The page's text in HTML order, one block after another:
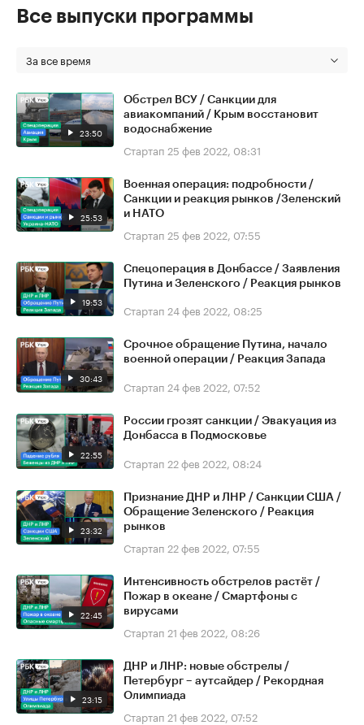
Все выпуски программы
За все время
23:50
Обстрел ВСУ / Санкции для
авиакомпаний / Крым восстановит
водоснабжение
Стартап 25 фев 2022, 08:31
25:53
Военная операция: подробности /
Санкции и реакция рынков /Зеленский
и НАТО
Стартап 25 фев 2022, 07:55
19:53
Спецоперация в Донбассе / Заявления
Путина и Зеленского / Реакция рынков
Стартап 24 фев 2022, 08:25
30:43
Срочное обращение Путина, начало
военной операции / Реакция Запада
Стартап 24 фев 2022, 07:52
22:55
России грозят санкции / Эвакуация из
Донбасса в Подмосковье
Стартап 22 фев 2022, 08:24
23:32
Признание ДНР и ЛНР / Санкции США /
Обращение Зеленского / Реакция
рынков
Стартап 22 фев 2022, 07:55
22:45
Интенсивность обстрелов растёт /
Пожар в океане / Смартфоны с
вирусами
Стартап 21 фев 2022, 08:26
23:15
ДНР и ЛНР: новые обстрелы /
Петербург – аутсайдер / Рекордная
Олимпиада
Стартап 21 фев 2022, 07:52